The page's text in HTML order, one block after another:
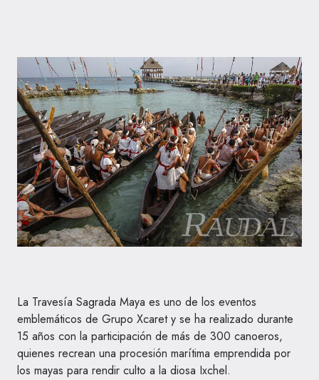
La Travesía Sagrada Maya es uno de los eventos
emblemáticos de Grupo Xcaret y se ha realizado durante
15 años con la participación de más de 300 canoeros,
quienes recrean una procesión marítima emprendida por
los mayas para rendir culto a la diosa Ixchel.